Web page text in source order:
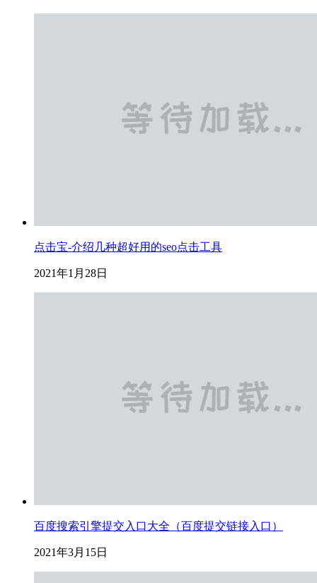
点击宝-介绍几种超好用的seo点击工具
2021年1月28日
百度搜索引擎提交入口大全（百度提交链接入口）
2021年3月15日